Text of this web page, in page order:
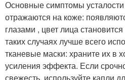
Основные симптомы
отражаются на коже:
глазами , цвет лица
таких случаях лучше всего
тканевые маски: храните их в
усиления эффекта. Если